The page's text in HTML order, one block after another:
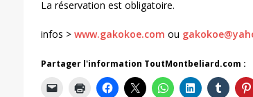
La réservation est obligatoire.
infos > www.gakokoe.com ou
Partager l'information ToutMontbeliard.com :